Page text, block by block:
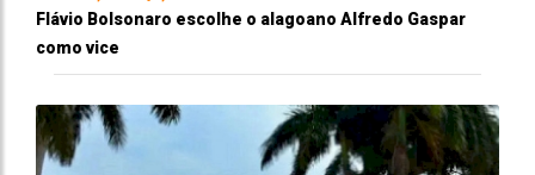
Flávio Bolsonaro escolhe o alagoano Alfredo Gaspar
como vice